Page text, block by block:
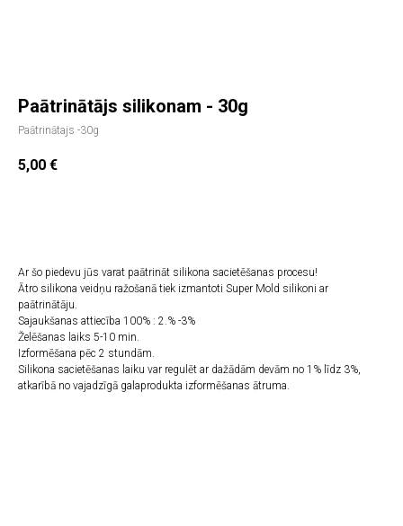
Paātrinātājs silikonam - 30g
Paātrinātajs -30g
5,00 €
Ar šo piedevu jūs varat paātrināt silikona sacietēšanas procesu!
Ātro silikona veidņu ražošanā tiek izmantoti Super Mold silikoni ar
paātrinātāju.
Sajaukšanas attiecība 100% : 2.% -3%
Želēšanas laiks 5-10 min.
Izformēšana pēc 2 stundām.
Silikona sacietēšanas laiku var regulēt ar dažādām devām no 1% līdz 3%,
atkarībā no vajadzīgā galaprodukta izformēšanas ātruma.